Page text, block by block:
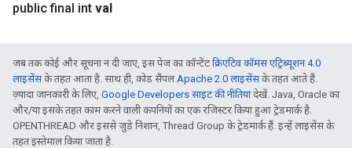
public final int val
जब तक कोई और सूचना न दी जाए, इस पेज का कॉन्टेंटक्रिएटिव कॉमंस एट्रिब्यूशन 4.0
लाइसेंसके तहत आता है. साथ ही, कोड सैंपलApache 2.0 लाइसेंसके तहत आते हैं.
ज़्यादा जानकारी के लिए, Google Developers साइट की नीतियांदेखें. Java, Oracle का
और/या इसके तहत काम करने वाली कंपनियों का एक रजिस्टर किया हुआ ट्रेडमार्क है.
OPENTHREAD और इससे जुड़े निशान, Thread Group के ट्रेडमार्क हैं. इन्हें लाइसेंस के
तहत इस्तेमाल किया जाता है.